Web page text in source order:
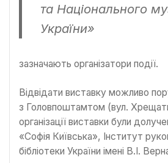
та Національного
України»
зазначають організатори події.
Відвідати виставку можливо
з Головпоштамтом (вул.
організації виставки були
«Софія Київська», Інститут
бібліотеки України імені В.І.